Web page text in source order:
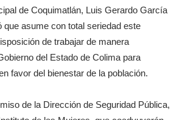
de Coquimatlán, Luis Gerardo García
que asume con total seriedad este
de trabajar de manera
del Estado de Colima para
favor del bienestar de la población.
de la Dirección de Seguridad Pública,